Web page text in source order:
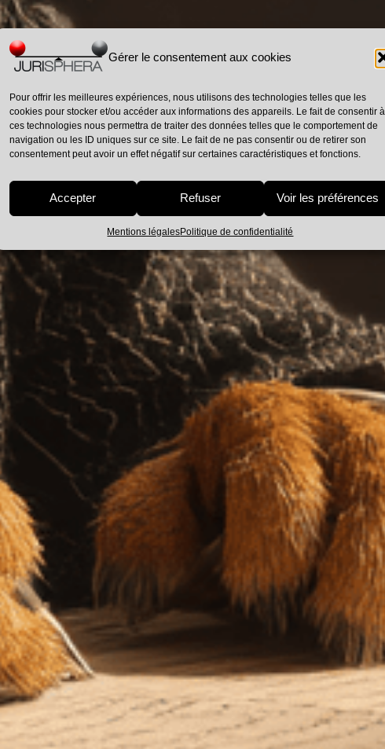
Gérer le consentement aux cookies
Pour offrir les meilleures expériences, nous utilisons des technologies telles que les
cookies pour stocker et/ou accéder aux informations des appareils. Le fait de consentir à
ces technologies nous permettra de traiter des données telles que le comportement de
navigation ou les ID uniques sur ce site. Le fait de ne pas consentir ou de retirer son
consentement peut avoir un effet négatif sur certaines caractéristiques et fonctions.
Accepter Refuser Voir les préférences
Mentions légalesPolitique de confidentialité
BLOG